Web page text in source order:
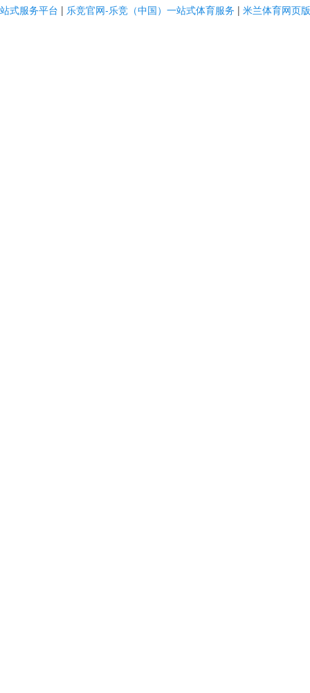
站式服务平台 | 乐竞官网-乐竞（中国）一站式体育服务 | 米兰体育网页